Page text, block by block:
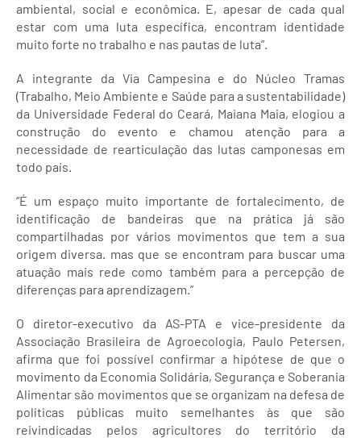
ambiental, social e econômica. E, apesar de cada qual
estar com uma luta específica, encontram identidade
muito forte no trabalho e nas pautas de luta”.
A integrante da Via Campesina e do Núcleo Tramas
(Trabalho, Meio Ambiente e Saúde para a sustentabilidade)
da Universidade Federal do Ceará, Maiana Maia, elogiou a
construção do evento e chamou atenção para a
necessidade de rearticulação das lutas camponesas em
todo país.
“É um espaço muito importante de fortalecimento, de
identificação de bandeiras que na prática já são
compartilhadas por vários movimentos que tem a sua
origem diversa. mas que se encontram para buscar uma
atuação mais rede como também para a percepção de
diferenças para aprendizagem.”
O diretor-executivo da AS-PTA e vice-presidente da
Associação Brasileira de Agroecologia, Paulo Petersen,
afirma que foi possível confirmar a hipótese de que o
movimento da Economia Solidária, Segurança e Soberania
Alimentar são movimentos que se organizam na defesa de
políticas públicas muito semelhantes às que são
reivindicadas pelos agricultores do território da